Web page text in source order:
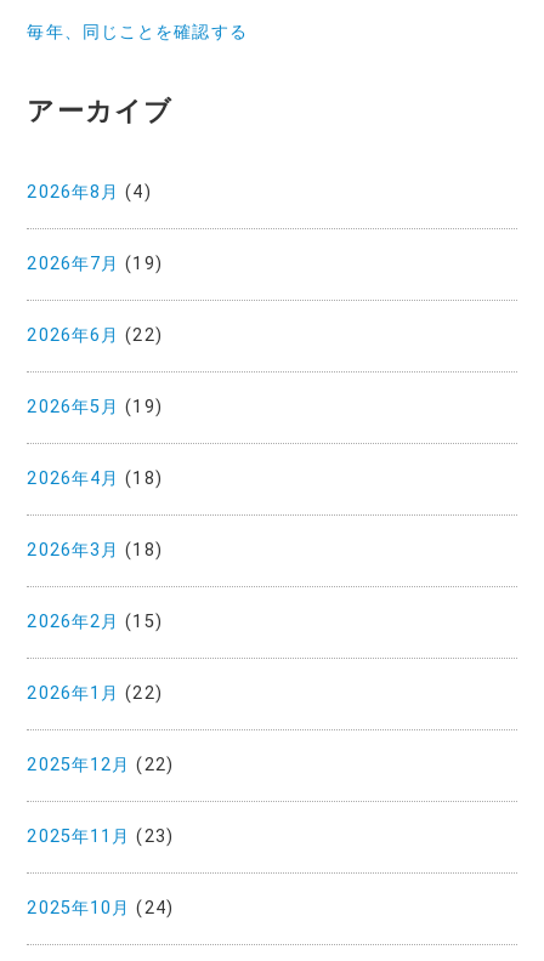
毎年、同じことを確認する
アーカイブ
2026年8月 (4)
2026年7月 (19)
2026年6月 (22)
2026年5月 (19)
2026年4月 (18)
2026年3月 (18)
2026年2月 (15)
2026年1月 (22)
2025年12月 (22)
2025年11月 (23)
2025年10月 (24)